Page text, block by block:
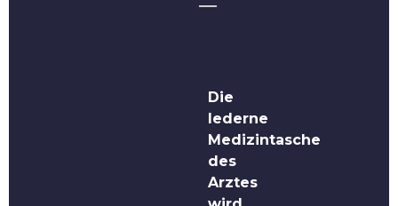
Die
lederne
Medizintasche
des
Arztes